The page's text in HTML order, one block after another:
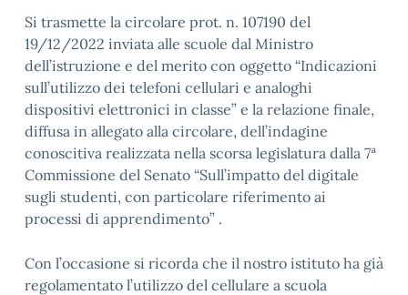
Si trasmette la circolare prot. n. 107190 del
19/12/2022 inviata alle scuole dal Ministro
dell’istruzione e del merito con oggetto “Indicazioni
sull’utilizzo dei telefoni cellulari e analoghi
dispositivi elettronici in classe” e la relazione finale,
diffusa in allegato alla circolare, dell’indagine
conoscitiva realizzata nella scorsa legislatura dalla 7ª
Commissione del Senato “Sull’impatto del digitale
sugli studenti, con particolare riferimento ai
processi di apprendimento” .
Con l’occasione si ricorda che il nostro istituto ha già
regolamentato l’utilizzo del cellulare a scuola